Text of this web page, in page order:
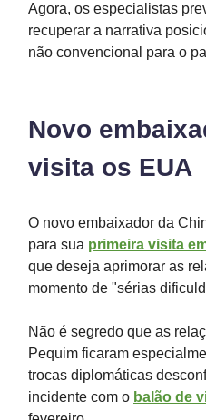
Agora, os especialistas
recuperar a narrativa
não convencional para o
Novo
visita os EUA
O novo embaixador da
para sua primeira visita
que deseja aprimorar as
momento de "sérias
Não é segredo que as
Pequim ficaram
trocas diplomáticas
incidente com o balão de